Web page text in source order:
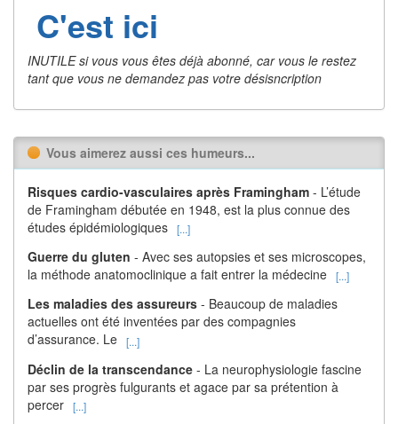
C'est ici
INUTILE si vous vous êtes déjà abonné, car vous le restez
tant que vous ne demandez pas votre désisncription
Vous aimerez aussi ces humeurs...
Risques cardio-vasculaires après Framingham - L’étude
de Framingham débutée en 1948, est la plus connue des
études épidémiologiques [...]
Guerre du gluten - Avec ses autopsies et ses microscopes,
la méthode anatomoclinique a fait entrer la médecine [...]
Les maladies des assureurs - Beaucoup de maladies
actuelles ont été inventées par des compagnies
d’assurance. Le [...]
Déclin de la transcendance - La neurophysiologie fascine
par ses progrès fulgurants et agace par sa prétention à
percer [...]